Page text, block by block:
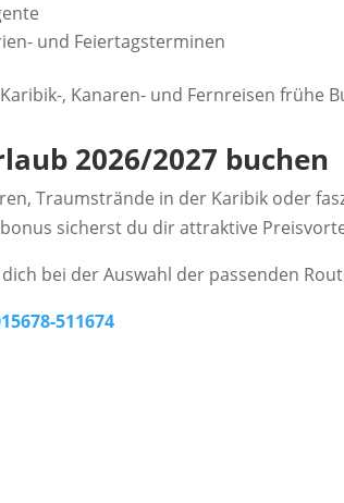
und Feiertagsterminen
, Kanaren- und Fernreisen frühe
2026/2027 buchen
Traumstrände in der Karibik oder
sicherst du dir attraktive
bei der Auswahl der passenden
511674